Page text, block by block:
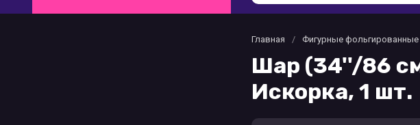
Главная / Фигурные
Шар (34''/86
Искорка, 1 шт.